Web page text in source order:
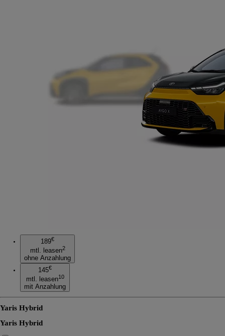
189€
mtl. leasen2
ohne Anzahlung
145€
mtl. leasen10
mit Anzahlung
Yaris Hybrid
Yaris Hybrid